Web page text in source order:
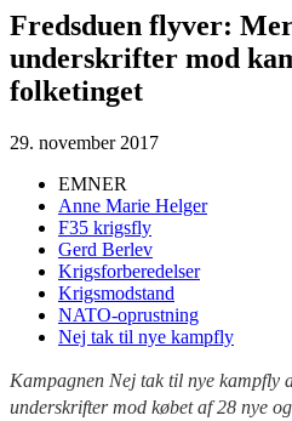
Fredsduen flyver:
underskrifter mod
folketinget
29. november 2017
EMNER
Anne Marie Helger
F35 krigsfly
Gerd Berlev
Krigsforberedelser
Krigsmodstand
NATO-oprustning
Nej tak til nye kampfly
Kampagnen Nej tak til nye kampfly
underskrifter mod købet af 28 nye